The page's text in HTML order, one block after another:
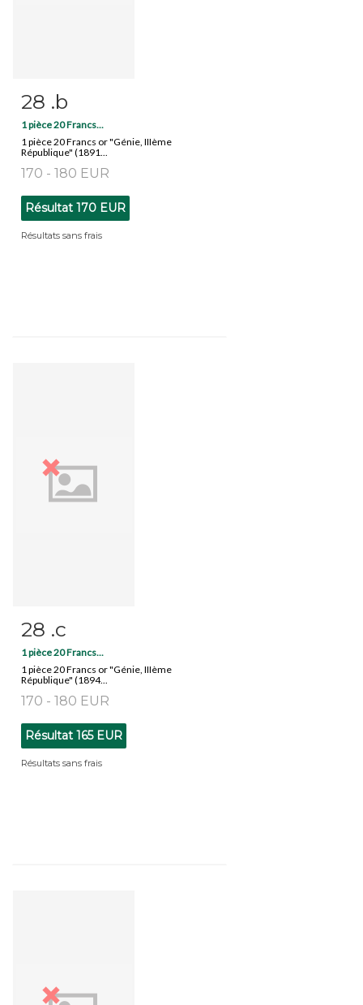
Fiche détaillée
28 .b
1 pièce 20 Francs...
1 pièce 20 Francs or "Génie, IIIème
République" (1891...
170 - 180 EUR
Résultat 170 EUR
Résultats sans frais
Fiche détaillée
28 .c
1 pièce 20 Francs...
1 pièce 20 Francs or "Génie, IIIème
République" (1894...
170 - 180 EUR
Résultat 165 EUR
Résultats sans frais